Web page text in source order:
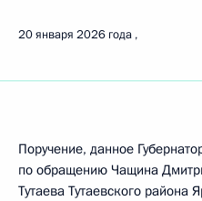
20 января 2026 года
Поручение, данное
по обращению Чащина
Тутаева Тутаевского района